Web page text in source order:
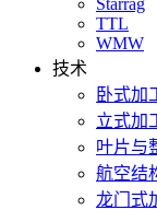
Starrag
TTL
WMW
技术
卧式加
立式加
叶片与
航空结
龙门式